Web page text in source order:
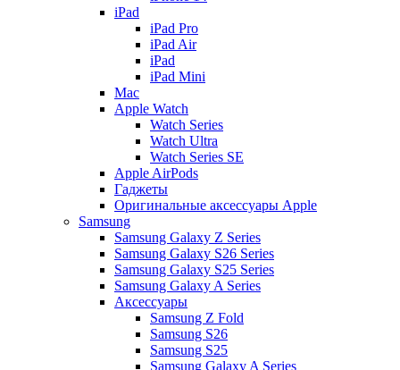
iPad
iPad Pro
iPad Air
iPad
iPad Mini
Mac
Apple Watch
Watch Series
Watch Ultra
Watch Series SE
Apple AirPods
Гаджеты
Оригинальные аксессуары Apple
Samsung
Samsung Galaxy Z Series
Samsung Galaxy S26 Series
Samsung Galaxy S25 Series
Samsung Galaxy A Series
Аксессуары
Samsung Z Fold
Samsung S26
Samsung S25
Samsung Galaxy A Series